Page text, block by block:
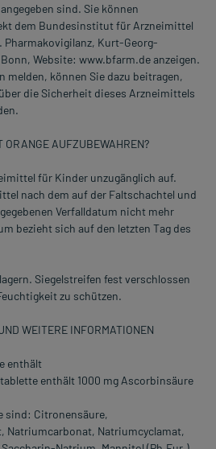
sind. Sie können
dem Bundesinstitut für Arzneimittel
Kurt-Georg-
Website: www.bfarm.de anzeigen.
melden, können Sie dazu beitragen,
die Sicherheit dieses Arzneimittels
ORANGE AUFZUBEWAHREN?
für Kinder unzugänglich auf.
nach dem auf der Faltschachtel und
Verfalldatum nicht mehr
bezieht sich auf den letzten Tag des
Siegelstreifen fest verschlossen
zu schützen.
WEITERE INFORMATIONEN
enthält
enthält 1000 mg Ascorbinsäure
sind: Citronensäure,
Natriumcarbonat, Natriumcyclamat,